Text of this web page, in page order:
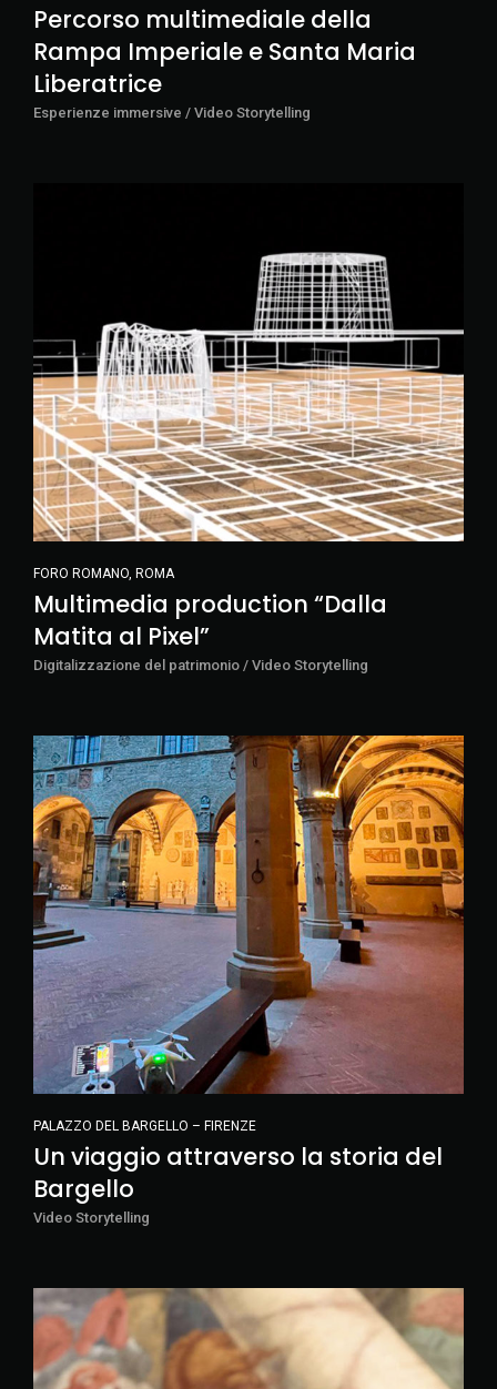
Percorso multimediale della
Rampa Imperiale e Santa Maria
Liberatrice
Esperienze immersive / Video Storytelling
FORO ROMANO, ROMA
Multimedia production “Dalla
Matita al Pixel”
Digitalizzazione del patrimonio / Video Storytelling
PALAZZO DEL BARGELLO – FIRENZE
Un viaggio attraverso la storia del
Bargello
Video Storytelling